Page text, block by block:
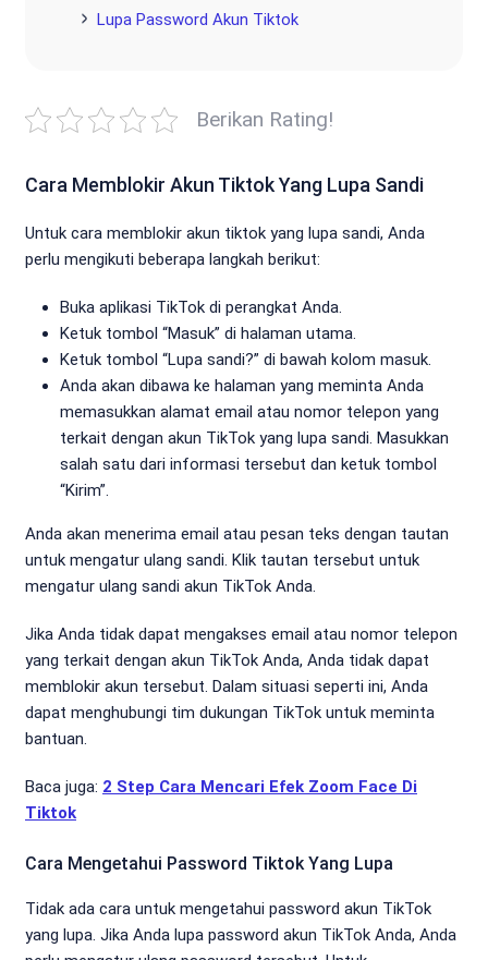
Lupa Password Akun Tiktok
Berikan Rating!
Cara Memblokir Akun Tiktok Yang Lupa Sandi
Untuk cara memblokir akun tiktok yang lupa sandi, Anda
perlu mengikuti beberapa langkah berikut:
Buka aplikasi TikTok di perangkat Anda.
Ketuk tombol “Masuk” di halaman utama.
Ketuk tombol “Lupa sandi?” di bawah kolom masuk.
Anda akan dibawa ke halaman yang meminta Anda
memasukkan alamat email atau nomor telepon yang
terkait dengan akun TikTok yang lupa sandi. Masukkan
salah satu dari informasi tersebut dan ketuk tombol
“Kirim”.
Anda akan menerima email atau pesan teks dengan tautan
untuk mengatur ulang sandi. Klik tautan tersebut untuk
mengatur ulang sandi akun TikTok Anda.
Jika Anda tidak dapat mengakses email atau nomor telepon
yang terkait dengan akun TikTok Anda, Anda tidak dapat
memblokir akun tersebut. Dalam situasi seperti ini, Anda
dapat menghubungi tim dukungan TikTok untuk meminta
bantuan.
Baca juga: 2 Step Cara Mencari Efek Zoom Face Di
Tiktok
Cara Mengetahui Password Tiktok Yang Lupa
Tidak ada cara untuk mengetahui password akun TikTok
yang lupa. Jika Anda lupa password akun TikTok Anda, Anda